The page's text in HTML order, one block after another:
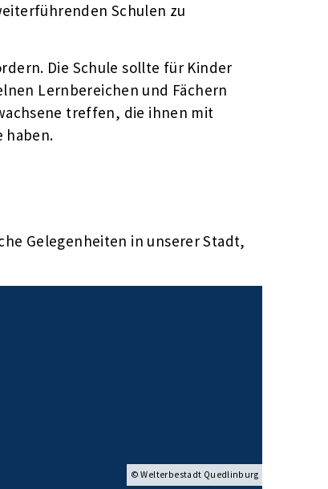
Schulen zu
Die Schule sollte für Kinder
Lernbereichen und Fächern
treffen, die ihnen mit
haben.
Gelegenheiten in unserer Stadt,
© Welterbestadt Quedlinburg